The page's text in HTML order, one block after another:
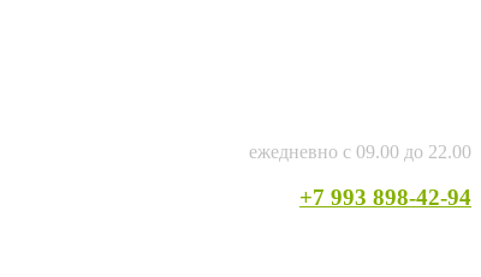
ежедневно с 09.00 до 22.00
+7 993 898-42-94